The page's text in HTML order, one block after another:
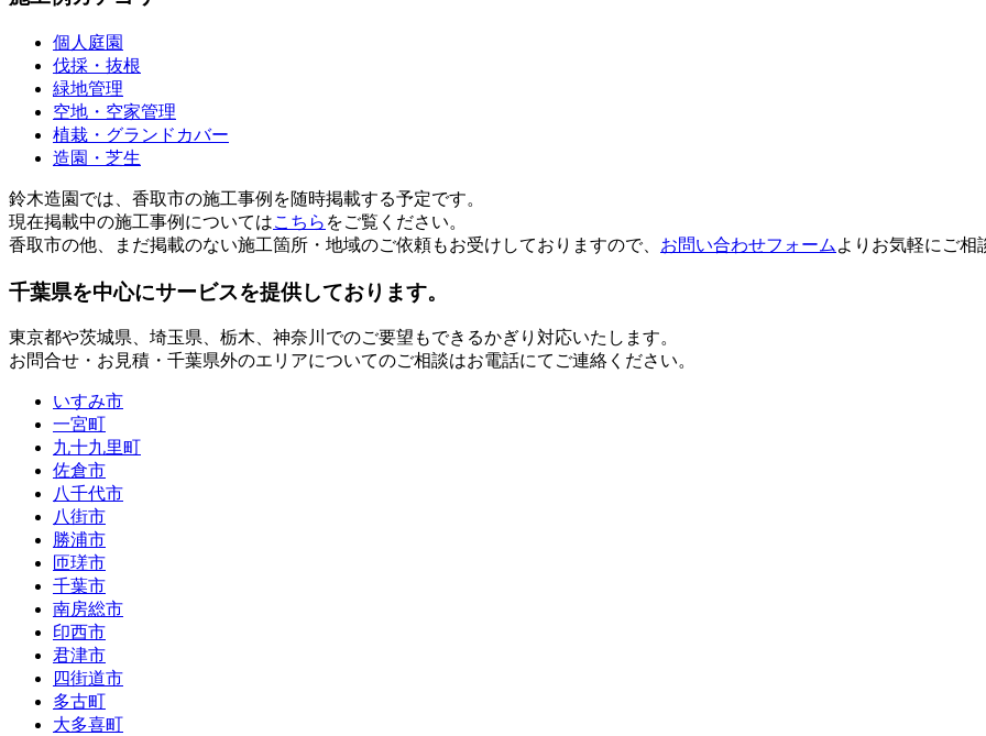
個人庭園
伐採・抜根
緑地管理
空地・空家管理
植栽・グランドカバー
造園・芝生
鈴木造園では、香取市の施工事例を随時掲載する予定です。
現在掲載中の施工事例についてはこちら をご覧ください。
香取市の他、まだ掲載のない施工箇所・地域のご依頼もお受けしておりますので、 お問い合わせフォーム よりお気軽にご相
千葉県を中心にサービスを提供しております。
東京都や茨城県 埼玉県 栃木 神奈川 でのご要望もできるかぎり対応いたします。
お問合せ・お見積・千葉県外のエリアについてのご相談はお電話にてご連絡ください。
いすみ市
一宮町
九十九里町
佐倉市
八千代市
八街市
勝浦市
匝瑳市
千葉市
南房総市
印西市
君津市
四街道市
多古町
大多喜町